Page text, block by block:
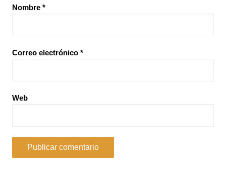
Nombre *
Correo electrónico *
Web